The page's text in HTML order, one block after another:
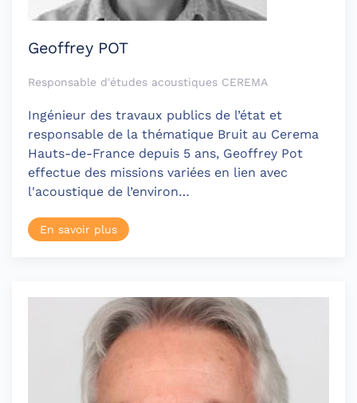
Geoffrey POT
Responsable d'études acoustiques CEREMA
Ingénieur des travaux publics de l’état et
responsable de la thématique Bruit au Cerema
Hauts-de-France depuis 5 ans, Geoffrey Pot
effectue des missions variées en lien avec
l'acoustique de l’environ…
En savoir plus